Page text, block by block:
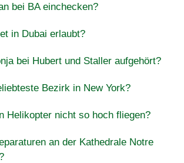
bei BA einchecken?
in Dubai erlaubt?
bei Hubert und Staller aufgehört?
Bezirk in New York?
Helikopter nicht so hoch fliegen?
an der Kathedrale Notre